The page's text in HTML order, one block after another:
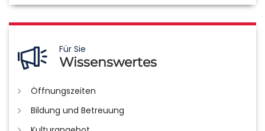
Für Sie
Wissenswertes
Öffnungszeiten
Bildung und Betreuung